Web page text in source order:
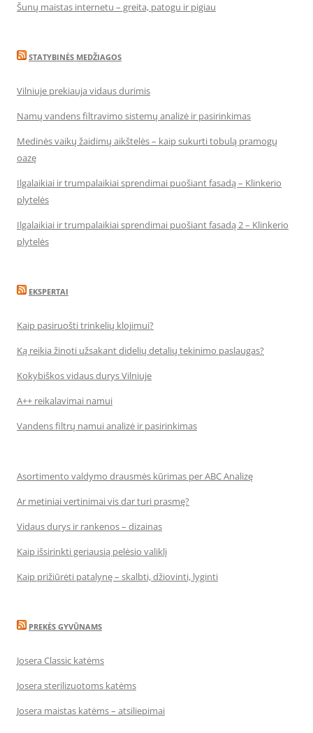
Šunų maistas internetu – greita, patogu ir pigiau
STATYBINĖS MEDŽIAGOS
Vilniuje prekiauja vidaus durimis
Namų vandens filtravimo sistemų analizė ir pasirinkimas
Medinės vaikų žaidimų aikštelės – kaip sukurti tobulą pramogų
oazę
Ilgalaikiai ir trumpalaikiai sprendimai puošiant fasadą – Klinkerio
plytelės
Ilgalaikiai ir trumpalaikiai sprendimai puošiant fasadą 2 – Klinkerio
plytelės
EKSPERTAI
Kaip pasiruošti trinkelių klojimui?
Ką reikia žinoti užsakant didelių detalių tekinimo paslaugas?
Kokybiškos vidaus durys Vilniuje
A++ reikalavimai namui
Vandens filtrų namui analizė ir pasirinkimas
Asortimento valdymo drausmės kūrimas per ABC Analizę
Ar metiniai vertinimai vis dar turi prasmę?
Vidaus durys ir rankenos – dizainas
Kaip išsirinkti geriausią pelėsio valiklį
Kaip prižiūrėti patalynę – skalbti, džiovinti, lyginti
PREKĖS GYVŪNAMS
Josera Classic katėms
Josera sterilizuotoms katėms
Josera maistas katėms – atsiliepimai